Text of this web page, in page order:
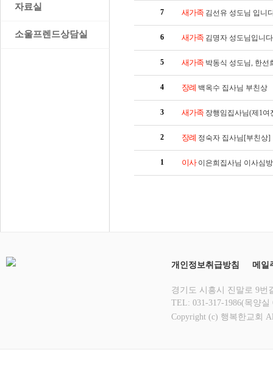
자료실
소울프렌드상담실
7 새가족 김선유 성도님 입니
6 새가족 김명자 성도님입니
5 새가족 박동식 성도님, 한선
4 장례 백옥수 집사님 부친상
3 새가족 장행임집사님(제1여
2 장례 정숙자 집사님[부친상]
1 이사 이은희집사님 이사심방
개인정보취급방침 메일
경기도 시흥시 진말로 9번
TEL: 031-317-1986(목양
Copyright (c) 행복한교회